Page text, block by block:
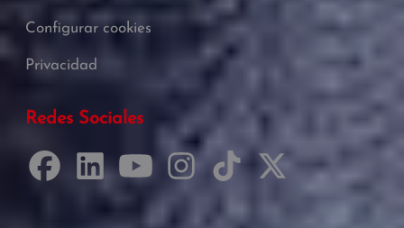
Configurar cookies
Privacidad
Redes Sociales